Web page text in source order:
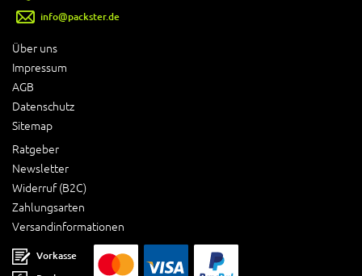
Über uns
Impressum
AGB
Datenschutz
Sitemap
Ratgeber
Newsletter
Widerruf (B2C)
Zahlungsarten
Versandinformationen
info@packster.de
Vorkasse